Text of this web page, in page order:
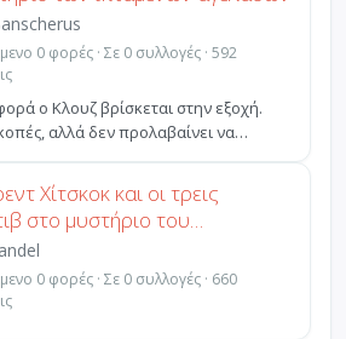
0 φορές · Σε 0 συλλογές · 592
ο Κλουζ βρίσκεται στην εξοχή.
αλλά δεν προλαβαίνει να
Γιατί...
Χίτσκοκ και οι τρεις
στο μυστήριο του
με τα δυο νύχια
0 φορές · Σε 0 συλλογές · 660